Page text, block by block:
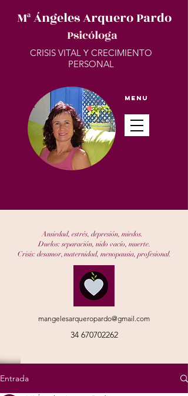
Mª Ángeles Arquero Pardo
Psicóloga
CRISIS VITAL Y CRECIMIENTO
PERSONAL
Menu
Ansiedad, estrés, depresión, miedos.
Duelos: separación, nido vacío, muerte.
Crisis: desamor, maternidad, menopausia, profesional.
mangelesarqueropardo@gmail.com
34 670702262
Entrada